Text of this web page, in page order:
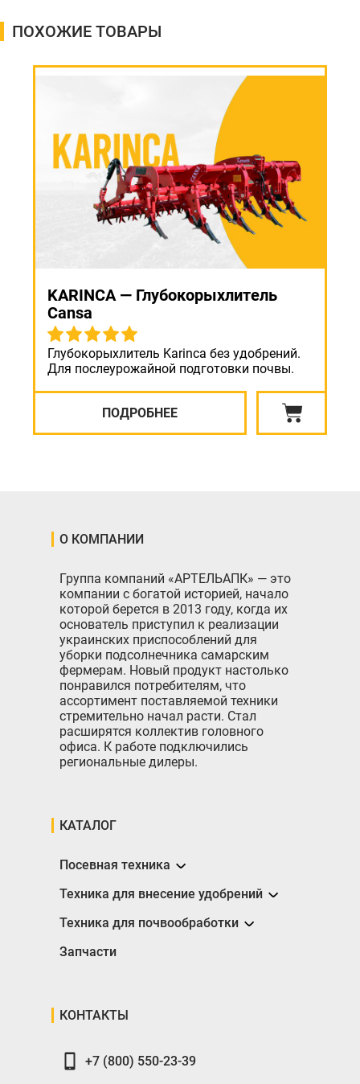
ПОХОЖИЕ ТОВАРЫ
KARINCA — Глубокорыхлитель
Cansa
Глубокорыхлитель Karinca без удобрений.
Для послеурожайной подготовки почвы.
ПОДРОБНЕЕ
О КОМПАНИИ
Группа компаний «АРТЕЛЬАПК» — это
компании с богатой историей, начало
которой берется в 2013 году, когда их
основатель приступил к реализации
украинских приспособлений для
уборки подсолнечника самарским
фермерам. Новый продукт настолько
понравился потребителям, что
ассортимент поставляемой техники
стремительно начал расти. Стал
расширятся коллектив головного
офиса. К работе подключились
региональные дилеры.
КАТАЛОГ
Посевная техника
Сеялки
Техника для внесение удобрений
Разбрасыватели
Техника для почвообработки
Борона
Плуги
Запчасти
КОНТАКТЫ
+7 (800) 550-23-39